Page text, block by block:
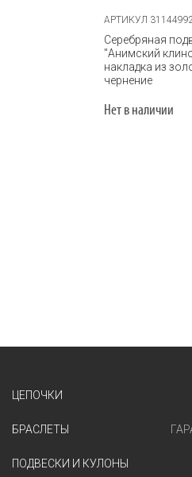
АРТИКУЛ
Серебряная
"Анимский
накладка из
чернение
Нет в наличии
ЦЕПОЧКИ
БРАСЛЕТЫ
ПОДВЕСКИ И КУЛОНЫ